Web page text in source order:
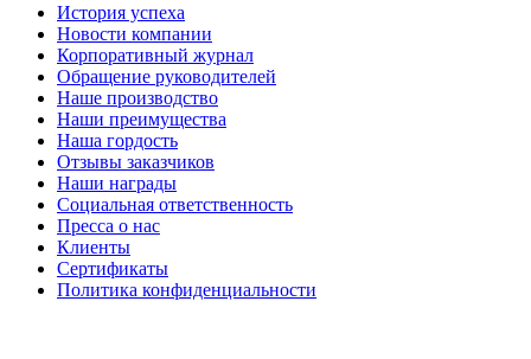
История успеха
Новости компании
Корпоративный журнал
Обращение руководителей
Наше производство
Наши преимущества
Наша гордость
Отзывы заказчиков
Наши награды
Социальная ответственность
Пресса о нас
Клиенты
Сертификаты
Политика конфиденциальности